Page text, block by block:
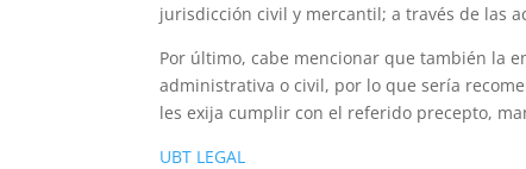
jurisdicción civil y mercantil; a través de las
Por último, cabe mencionar que también la
administrativa o civil, por lo que sería
les exija cumplir con el referido precepto,
UBT LEGAL